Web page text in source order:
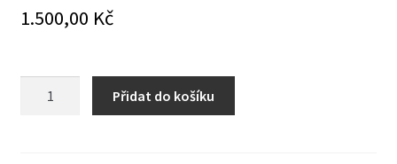
1.500,00 Kč
Přidat do košíku